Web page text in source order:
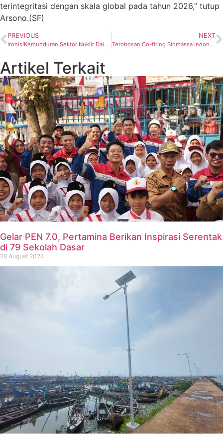
terintegritasi dengan skala global pada tahun 2026,” tutup
Arsono.(SF)
PREVIOUS
Ironis!Kemunduran Sektor Nuklir Dalam RUU EBT
NEXT
Terobosan Co-firing Biomassa Indonesia dalam Clean Energy Ministerial ke-11
Artikel Terkait
Gelar PEN 7.0, Pertamina Berikan Inspirasi Serentak
di 79 Sekolah Dasar
28 August 2024